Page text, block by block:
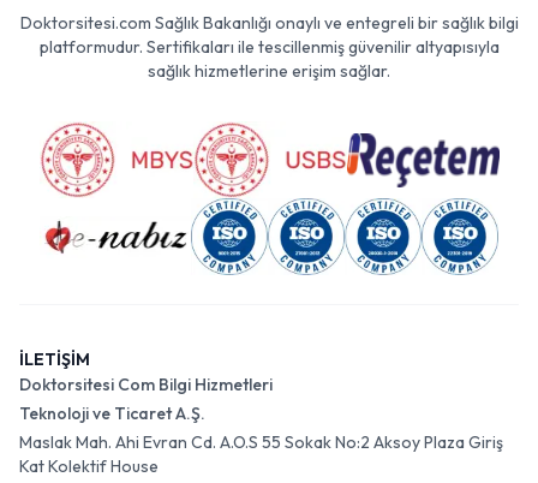
Doktorsitesi.com Sağlık Bakanlığı onaylı ve entegreli bir sağlık bilgi
platformudur. Sertifikaları ile tescillenmiş güvenilir altyapısıyla
sağlık hizmetlerine erişim sağlar.
İLETİŞİM
Doktorsitesi Com Bilgi Hizmetleri
Teknoloji ve Ticaret A.Ş.
Maslak Mah. Ahi Evran Cd. A.O.S 55 Sokak No:2 Aksoy Plaza Giriş
Kat Kolektif House